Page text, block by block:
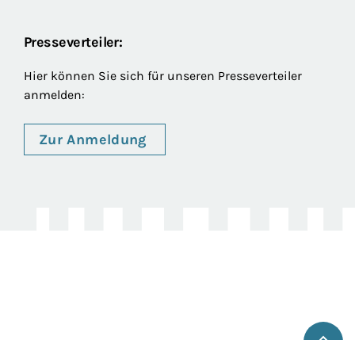
Presseverteiler:
Hier können Sie sich für unseren Presseverteiler
anmelden:
Zur Anmeldung